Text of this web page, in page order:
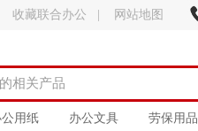
收藏联合办公 网站地图
公用纸 办公文具 劳保用品